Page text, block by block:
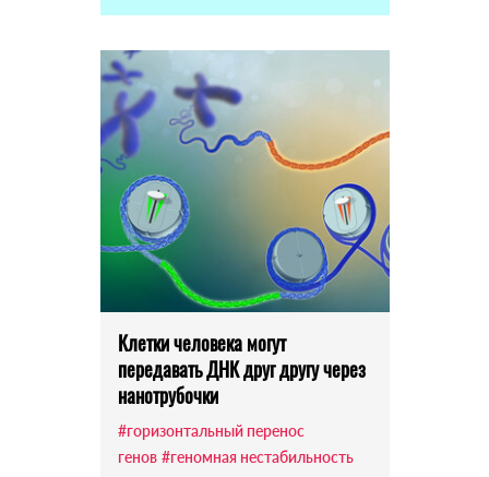
Клетки человека могут
передавать ДНК друг другу через
нанотрубочки
#горизонтальный перенос
генов #геномная нестабильность